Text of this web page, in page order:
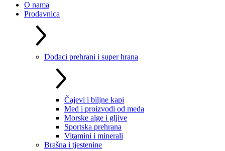
O nama
Prodavnica
Dodaci prehrani i super hrana
Čajevi i biljne kapi
Med i proizvodi od meda
Morske alge i gljive
Sportska prehrana
Vitamini i minerali
Brašna i tjestenine